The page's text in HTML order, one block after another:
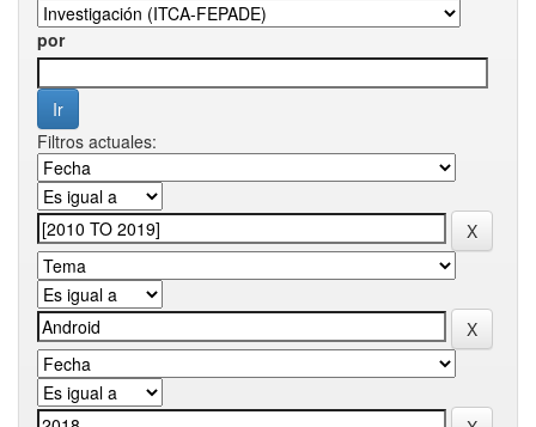
por
Filtros actuales: